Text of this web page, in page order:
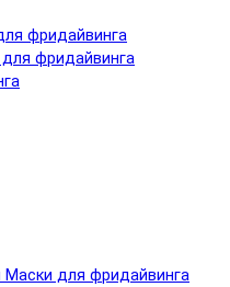
фридайвинга
фридайвинга
Маски для фридайвинга